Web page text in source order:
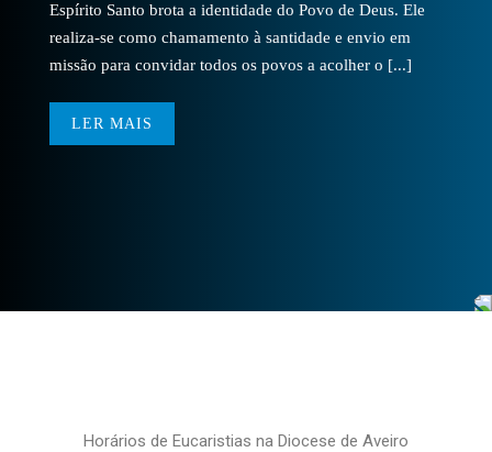
Espírito Santo brota a identidade do Povo de Deus. Ele
realiza-se como chamamento à santidade e envio em
missão para convidar todos os povos a acolher o [...]
LER MAIS
Horários de Eucaristias na Diocese de Aveiro